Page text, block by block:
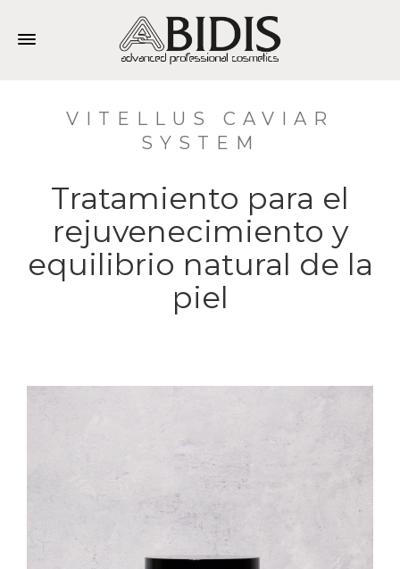
VITELLUS CAVIAR
SYSTEM
Tratamiento para el
rejuvenecimiento y
equilibrio natural de la
piel